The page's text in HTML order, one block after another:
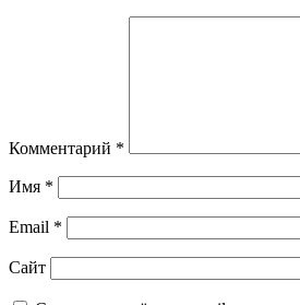
Комментарий *
Имя *
Email *
Сайт